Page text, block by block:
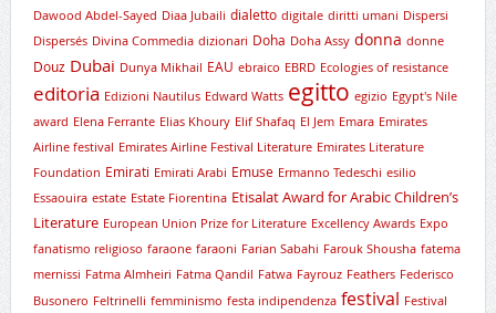
Dawood Abdel-Sayed Diaa Jubaili dialetto digitale diritti umani Dispersi
Dispersés Divina Commedia dizionari Doha Doha Assy donna donne
Douz Dubai Dunya Mikhail EAU ebraico EBRD Ecologies of resistance
editoria Edizioni Nautilus Edward Watts egitto egizio Egypt's Nile
award Elena Ferrante Elias Khoury Elif Shafaq El Jem Emara Emirates
Airline festival Emirates Airline Festival Literature Emirates Literature
Foundation Emirati Emirati Arabi Emuse Ermanno Tedeschi esilio
Essaouira estate Estate Fiorentina Etisalat Award for Arabic Children’s
Literature European Union Prize for Literature Excellency Awards Expo
fanatismo religioso faraone faraoni Farian Sabahi Farouk Shousha fatema
mernissi Fatma Almheiri Fatma Qandil Fatwa Fayrouz Feathers Federisco
Busonero Feltrinelli femminismo festa indipendenza festival Festival